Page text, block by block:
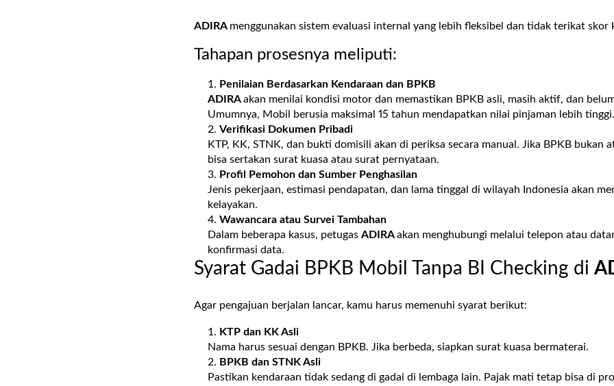
ADIRA menggunakan sistem evaluasi internal yang lebih fleksibel dan tidak terikat skor
Tahapan prosesnya meliputi:
Penilaian Berdasarkan Kendaraan dan BPKB
ADIRAakan menilai kondisi motor dan memastikan BPKB asli, masih aktif, dan
Umumnya, Mobil berusia maksimal 15 tahun mendapatkan nilai pinjaman lebih
Verifikasi Dokumen Pribadi
KTP, KK, STNK, dan bukti domisili akan di periksa secara manual. Jika BPKB bukan
bisa sertakan surat kuasa atau surat pernyataan.
Profil Pemohon dan Sumber Penghasilan
Jenis pekerjaan, estimasi pendapatan, dan lama tinggal di wilayah Indonesia akan
kelayakan.
Wawancara atau Survei Tambahan
Dalam beberapa kasus, petugasADIRAakan menghubungi melalui telepon atau
konfirmasi data.
Syarat Gadai BPKB Mobil Tanpa BI Checking di
Agar pengajuan berjalan lancar, kamu harus memenuhi syarat berikut:
KTP dan KK Asli
Nama harus sesuai dengan BPKB. Jika berbeda, siapkan surat kuasa bermaterai.
BPKB dan STNK Asli
Pastikan kendaraan tidak sedang di gadai di lembaga lain. Pajak mati tetap bisa di